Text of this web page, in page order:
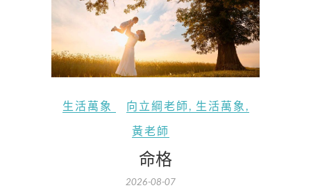
生活萬象 向立綱老師 生活萬象
黃老師
命格
2026-08-07